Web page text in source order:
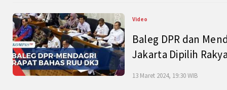
Video
Baleg DPR dan
Jakarta Dipilih
13 Maret 2024, 19:30 WIB